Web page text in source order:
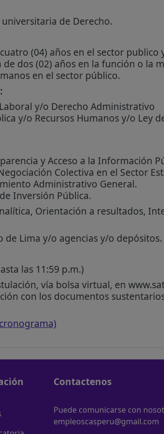
de Derecho.
(04) años en el sector publico
de dos (02) años en la función o la
en el sector público.
y/o Derecho Administrativo
y/o Recursos Humanos y/o Ley
y Acceso a la Información
Colectiva en el Sector
Administrativo General.
Inversión Pública.
Orientación a resultados,
de Lima y/o agencias y/o depósitos.
las 11:59 p.m.)
vía bolsa virtual, en
con los documentos
Contactenos
Puede comunicarse con
empleoscasperu@gmail.com